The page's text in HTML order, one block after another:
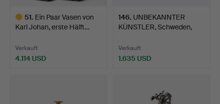
51. Ein Paar Vasen von
Karl Johan, erste Hälft…
Verkauft
4.114 USD
146. UNBEKANNTER
KÜNSTLER, Schweden,
Verkauft
1.635 USD